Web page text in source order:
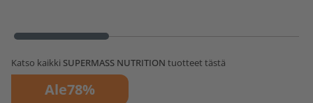
Katso kaikki SUPERMASS NUTRITION tuotteet tästä
Ale78%